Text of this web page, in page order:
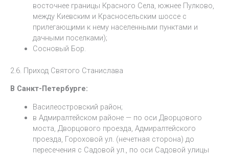
восточнее границы Красного Села, южнее Пулково,
между Киевским и Красносельским шоссе с
прилегающими к нему населенными пунктами и
дачными поселками);
Сосновый Бор.
2.6. Приход Святого Станислава
В Санкт-Петербурге:
Василеостровский район;
в Адмиралтейском районе — по оси Дворцового
моста, Дворцового проезда, Адмиралтейского
проезда, Гороховой ул. (нечетная сторона) до
пересечения с Садовой ул., по оси Садовой улицы